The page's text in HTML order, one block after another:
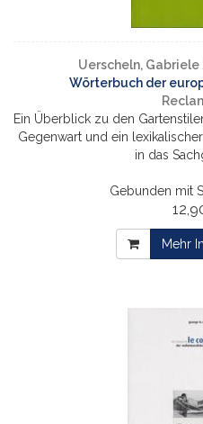
Uerscheln,
Wörterbuch der
Ein Überblick zu den
Gegenwart und ein
in das
Gebunden mit
Mehr